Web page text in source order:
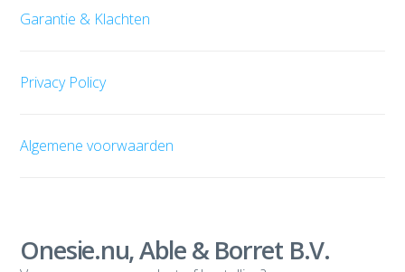
Garantie & Klachten
Privacy Policy
Algemene voorwaarden
Onesie.nu, Able & Borret B.V.